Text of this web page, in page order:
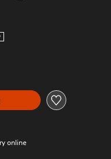
online